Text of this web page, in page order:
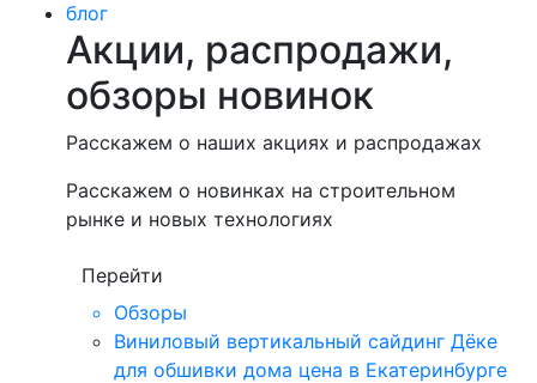
блог
Акции, распродажи,
обзоры новинок
Расскажем о наших акциях и распродажах
Расскажем о новинках на строительном
рынке и новых технологиях
Перейти
Обзоры
Виниловый вертикальный сайдинг Дёке
для обшивки дома цена в Екатеринбурге